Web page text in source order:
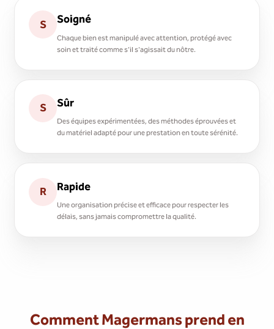
S Soigné
Chaque bien est manipulé avec attention, protégé avec
soin et traité comme s'il s'agissait du nôtre.
S Sûr
Des équipes expérimentées, des méthodes éprouvées et
du matériel adapté pour une prestation en toute sérénité.
R Rapide
Une organisation précise et efficace pour respecter les
délais, sans jamais compromettre la qualité.
Comment Magermans prend en